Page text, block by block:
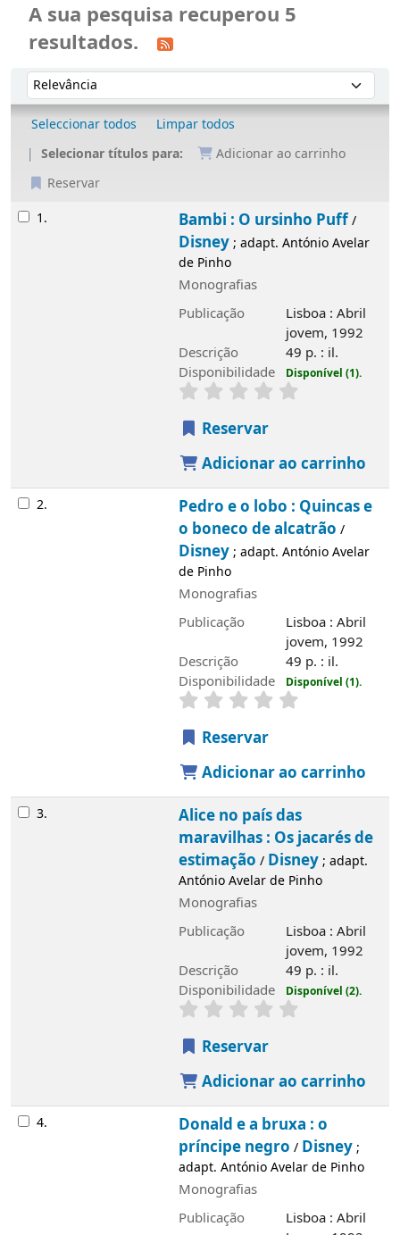
A sua pesquisa recuperou 5
resultados.
Ordenar
Ordenar por:
Seleccionar todos
Limpar todos
Selecionar títulos para:
Adicionar ao carrinho
Reservar
Resultados
1. Bambi : O ursinho Puff/Disney; adapt.
António Avelar de Pinho
Lisboa : Abril jovem, 1992
49 p. : il.
Reservar
Adicionar ao carrinho
Pedro e o lobo : Quincas e o boneco de
alcatrão/Disney; adapt. António Avelar de
Lisboa : Abril jovem, 1992
49 p. : il.
Disponibilidade
Disponível (1).
Reservar
Adicionar ao carrinho
Alice no país das maravilhas : Os
António Avelar de Pinho
Monografias
Lisboa : Abril jovem, 1992
49 p. : il.
Disponibilidade
Disponível (2).
Donald e a bruxa : o príncipe negro/
; adapt. António Avelar de Pinho
Lisboa : Abril Jovem, 1992
49 p. : il.
Disponibilidade
Reservar
Adicionar ao carrinho